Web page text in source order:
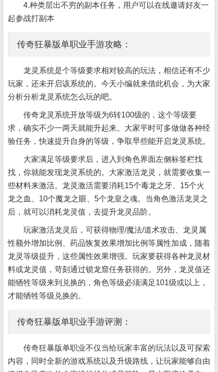
4.种类层出不穷的副本任务，用户可以在线邀请好友一
起参战打副本
传奇狂暴版单职业手游攻略：
龙灵系统是个等级要求相对较高的玩法，相信还有不少
玩家，还未开启该系统的。今天小编就来借此机会，为大家
分析分析龙灵系统怎么玩的吧。
传奇龙灵系统开放等级为6转100级的，这个等级要
求，确实不少一两天就能升起来。大家平时可多做做各种经
验任务，快速提升自身的等级，争取早些能开启龙灵系统。
大家满足等级要求后，进入到角色界面左侧标签栏找
找，你就能发现龙灵系统的。大家激活龙灵，就需要收集一
些材料来激活。龙灵激活需要消耗15个毒龙之牙、15个火
龙之血、10个魔龙之眼、5个龙皇之魂。当角色激活龙灵之
后，就可以消耗龙灵值，去提升龙灵品阶。
玩家激活龙灵后，可获得物理/魔法/道术攻击、龙灵属
性额外增加比例、药品恢复效果增加比例等属性加成，随着
龙灵等级提升，这些属性效果增强。玩家要获得各种龙灵材
料或龙灵值，苛刻通过锁龙窟任务获得的。另外，龙灵值还
能牺牲等级来到兑换的，角色等级必须满足101级或以上，
才能牺牲等级兑换的。
传奇狂暴版单职业手游评测：
传奇狂暴版单职业不仅当给玩家丰富的玩法以及可探索
内容，同时全新的游戏系统以及升级路线，让玩家能够自由